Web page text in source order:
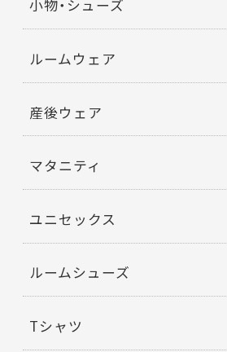
小物・シューズ
ルームウェア
産後ウェア
マタニティ
ユニセックス
ルームシューズ
Tシャツ